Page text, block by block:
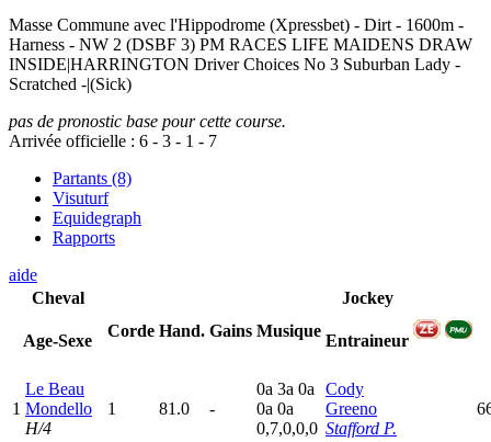
Masse Commune avec l'Hippodrome (Xpressbet) - Dirt - 1600m -
Harness - NW 2 (DSBF 3) PM RACES LIFE MAIDENS DRAW
INSIDE|HARRINGTON Driver Choices No 3 Suburban Lady -
Scratched -|(Sick)
pas de pronostic base pour cette course.
Arrivée officielle : 6 - 3 - 1 - 7
Partants (8)
Visuturf
Equidegraph
Rapports
aide
Cheval
Age-Sexe
Corde Hand. Gains Musique
Jockey
Entraineur
1
Le Beau
Mondello
H/4
1 81.0 -
0a 3a 0a
0a 0a
0,7,0,0,0
Cody
Greeno
Stafford P.